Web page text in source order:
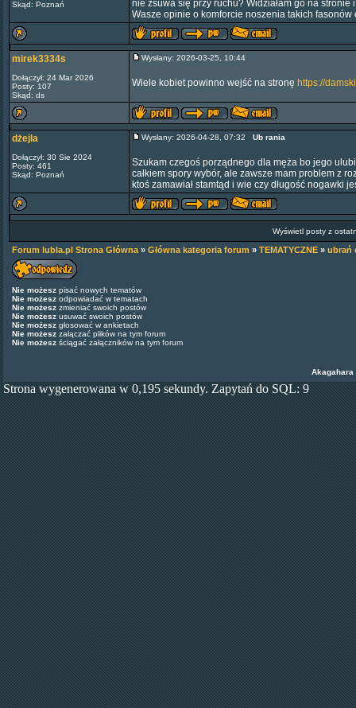
Skąd: Poznań
nie zsuwa się przy ruchu? Widziałam go na
Wasze opinie o komforcie noszenia takich fasonów
mirek3334s
Dołączył: 24 Mar 2026
Posty: 107
Skąd: ds
Wysłany: 2026-03-25, 10:44
Wiele kobiet powinno wejść na stronę https://
dżejla
Dołączył: 30 Sie 2024
Posty: 461
Skąd: Poznań
Wysłany: 2026-04-28, 07:32 Ub rania
Szukam czegoś porządnego dla męża bo jego
całkiem spory wybór, ale zawsze mam problem z
ktoś zamawiał stamtąd i wie czy długość nogawki
Wyświetl posty z
Forum lubla.pl Strona Główna » Główna kategoria forum » TEMATYCZNE » ubrań
Nie możesz pisać nowych tematów
Nie możesz odpowiadać w tematach
Nie możesz zmieniać swoich postów
Nie możesz usuwać swoich postów
Nie możesz głosować w ankietach
Nie możesz załączać plików na tym forum
Nie możesz ściągać załączników na tym forum
Akagahara
Strona wygenerowana w 0,195 sekundy. Zapytań do SQL: 9